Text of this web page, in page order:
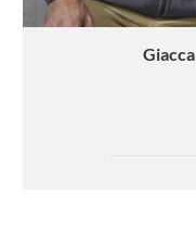
Giacca